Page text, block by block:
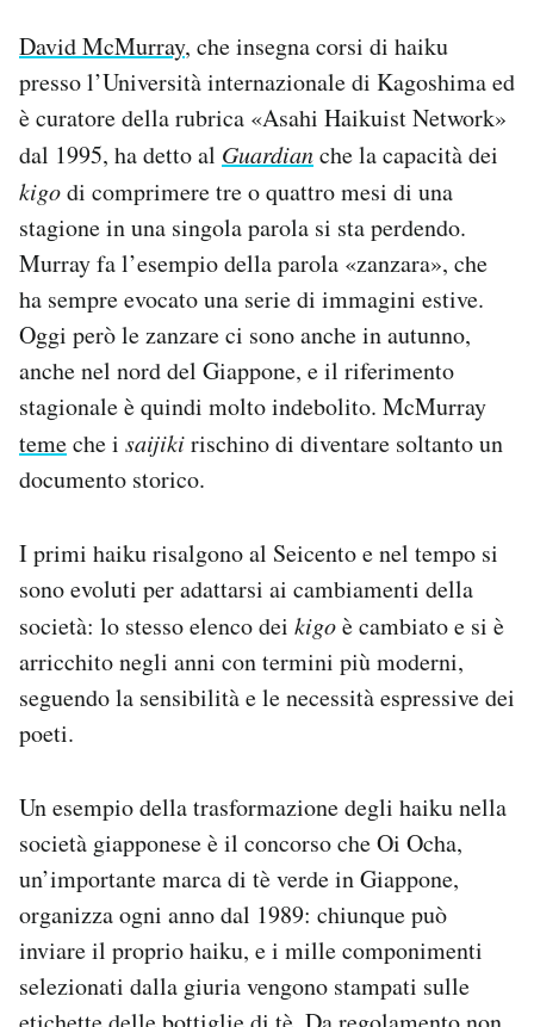
David McMurray, che insegna corsi di haiku
presso l’Università internazionale di Kagoshima ed
è curatore della rubrica «Asahi Haikuist Network»
dal 1995, ha detto al Guardianche la capacità dei
kigodi comprimere tre o quattro mesi di una
stagione in una singola parola si sta perdendo.
Murray fa l’esempio della parola «zanzara», che
ha sempre evocato una serie di immagini estive.
Oggi però le zanzare ci sono anche in autunno,
anche nel nord del Giappone, e il riferimento
stagionale è quindi molto indebolito. McMurray
temeche i saijikirischino di diventare soltanto un
documento storico.
I primi haiku risalgono al Seicento e nel tempo si
sono evoluti per adattarsi ai cambiamenti della
società: lo stesso elenco dei kigoè cambiato e si è
arricchito negli anni con termini più moderni,
seguendo la sensibilità e le necessità espressive dei
poeti.
Un esempio della trasformazione degli haiku nella
società giapponese è il concorso che Oi Ocha,
un’importante marca di tè verde in Giappone,
organizza ogni anno dal 1989: chiunque può
inviare il proprio haiku, e i mille componimenti
selezionati dalla giuria vengono stampati sulle